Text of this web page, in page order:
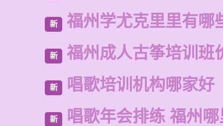
新 福州学尤克里里有哪
新 福州成人古筝培训班
新 唱歌培训机构哪家好
新 唱歌年会排练 福州